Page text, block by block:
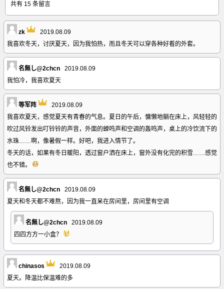
共有 15 条留言
zk
2019.08.09
我喜欢冬天，讨厌夏天，因为我怕热，而且冬天可以穿各种好看的外套。
名無し@2chcn
2019.08.09
我怕冷，我喜欢夏天
等军阵
2019.08.09
我喜欢夏天，感觉夏天有青春的气息。夏日的午后，慵懒地躺在床上，风轻轻的
吹过风铃发出叮铃铃的声音，外面的蝉鸣声和空调的轰鸣声，桌上的冷饮流下的
水珠……啊，像暑假一样。好吧，我进入情节了。
冬天的话，如果有冬日暖阳，透过窗户洒在床上，窗外没有化完的积雪……感觉
也不错。
名無し@2chcn
2019.08.09
夏天和冬天都不难熬，因为我一直呆在房间里，房间里有空调
名無し@2chcn
2019.08.09
四四方方一小盒？
chinasos
2019.08.09
夏天。降温比保温难的多